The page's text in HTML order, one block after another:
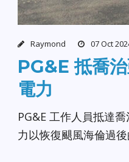
Raymond 07 Oct
PG&E 抵喬
電力
PG&E 工作人員抵達
力以恢復颶風海倫過後